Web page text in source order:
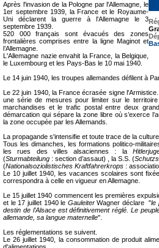
Après l'invasion de la Pologne par l'Allemagne, le
1er septembre 1939, la France et le Royaume-
Uni déclarent la guerre à l'Allemagne le 3
septembre 1939.
520 000 français sont évacués des zones
frontalières comprises entre la ligne Maginot et
l’Allemagne.
L'Allemagne nazie envahit la France, la Belgique,
le Luxembourg et les Pays-Bas le 10 mai 1940.
Le 14 juin 1940, les troupes allemandes défilent à
Le 22 juin 1940, la France écrasée signe
une série de mesures pour limiter sur le
marchandises et le trafic postal entre deux
démarcation qui sépare la zone libre où s’exerce
la zone occupée par les Allemands.
La propagande s'intensifie et toute trace de la
Tous les dimanches, les formations politico-
les rues des villes alsaciennes : la
(Sturmabteilung : section d’assaut) , la S.S. (
(Nationalsoziolistisches Kraftfahrerkrops :
Le 10 juillet 1940, les vacances scolaires sont
correspondra à celle en vigueur en Allemagne.
Le 15 juillet 1940 commencent les premières
et le 17 juillet 1940 le GauleiterWagner déclare "le
destin de l’Alsace est définitivement réglé. Le
allemande, sa langue maternelle".
Les réglementations se suivent.
Le 26 juillet 1940, la consommation de produit